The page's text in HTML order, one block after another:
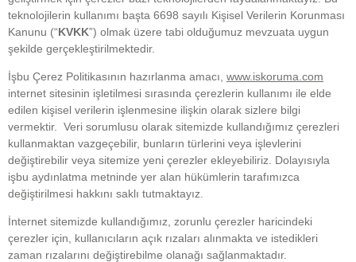
teknolojilerin kullanımı başta 6698 sayılı Kişisel Verilerin Korunması
Kanunu (“KVKK”) olmak üzere tabi olduğumuz mevzuata uygun
şekilde gerçekleştirilmektedir.
İşbu Çerez Politikasının hazırlanma amacı, www.iskoruma.com
internet sitesinin işletilmesi sırasında çerezlerin kullanımı ile elde
edilen kişisel verilerin işlenmesine ilişkin olarak sizlere bilgi
vermektir. Veri sorumlusu olarak sitemizde kullandığımız çerezleri
kullanmaktan vazgeçebilir, bunların türlerini veya işlevlerini
değiştirebilir veya sitemize yeni çerezler ekleyebiliriz. Dolayısıyla
işbu aydınlatma metninde yer alan hükümlerin tarafımızca
değiştirilmesi hakkını saklı tutmaktayız.
İnternet sitemizde kullandığımız, zorunlu çerezler haricindeki
çerezler için, kullanıcıların açık rızaları alınmakta ve istedikleri
zaman rızalarını değiştirebilme olanağı sağlanmaktadır.